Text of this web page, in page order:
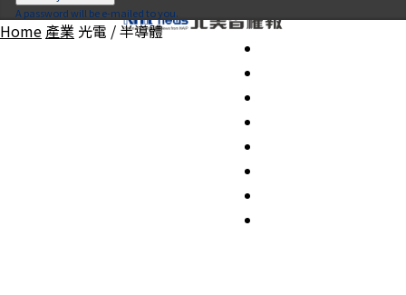
A password will be e-mailed to you.
Home 產業 光電 / 半導體